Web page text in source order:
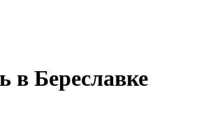
в Береславке